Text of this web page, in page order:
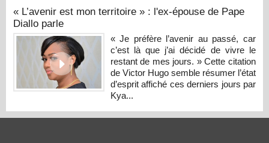
« L’avenir est mon territoire » : l'ex-épouse de Pape
Diallo parle
« Je préfère l’avenir au passé, car
c’est là que j’ai décidé de vivre le
restant de mes jours. » Cette citation
de Victor Hugo semble résumer l’état
d’esprit affiché ces derniers jours par
Kya...